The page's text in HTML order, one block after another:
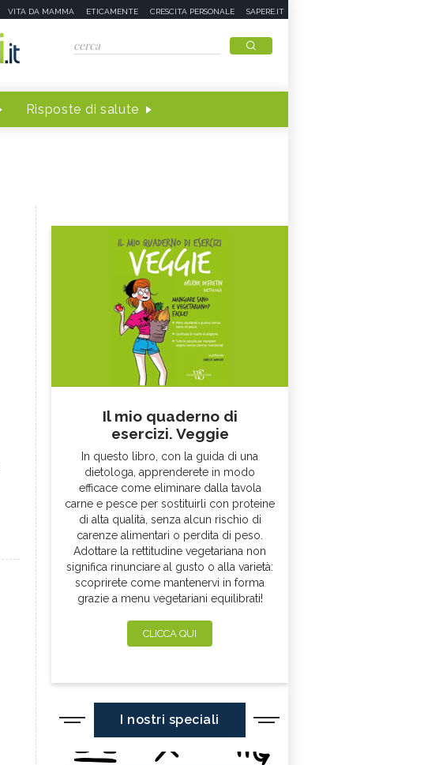
VITA DA MAMMA ETICAMENTE CRESCITA PERSONALE SAPERE.IT
Risposte di salute
Il mio quaderno di
esercizi. Veggie
In questo libro, con la guida di una
dietologa, apprenderete in modo
efficace come eliminare dalla tavola
carne e pesce per sostituirli con proteine
di alta qualità, senza alcun rischio di
carenze alimentari o perdita di peso.
Adottare la rettitudine vegetariana non
significa rinunciare al gusto o alla varietà:
scoprirete come mantenervi in forma
grazie a menu vegetariani equilibrati!
CLICCA QUI
I nostri speciali